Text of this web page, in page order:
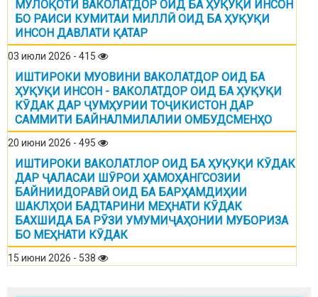
МУЛОҚОТИ ВАКОЛАТДОР ОИД БА ҲУҚУҚИ ИНСОН
БО РАИСИ КУМИТАИ МИЛЛӢ ОИД БА ҲУҚУҚИ
ИНСОН ДАВЛАТИ ҚАТАР
03 июли 2026 - 415
ИШТИРОКИ МУОВИНИ ВАКОЛАТДОР ОИД БА
ҲУҚУҚИ ИНСОН - ВАКОЛАТДОР ОИД БА ҲУҚУҚИ
КӮДАК ДАР ҶУМҲУРИИ ТОҶИКИСТОН ДАР
САММИТИ БАЙНАЛМИЛАЛИИ ОМБУДСМЕНҲО
20 июни 2026 - 495
ИШТИРОКИ ВАКОЛАТЛОР ОИД БА ҲУҚУҚИ КӮДАК
ДАР ҶАЛАСАИ ШӮРОИ ҲАМОҲАНГСОЗИИ
БАЙНИИДОРАВӢ ОИД БА БАРҲАМДИҲИИ
ШАКЛҲОИ БАДТАРИНИ МЕҲНАТИ КӮДАК
БАХШИДА БА РӮЗИ УМУМИҶАҲОНИИ МУБОРИЗА
БО МЕҲНАТИ КӮДАК
15 июни 2026 - 538